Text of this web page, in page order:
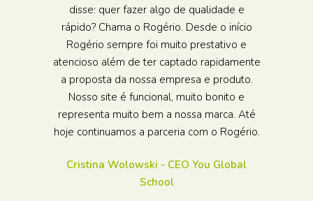
disse: quer fazer algo de qualidade e
rápido? Chama o Rogério. Desde o início
Rogério sempre foi muito prestativo e
atencioso além de ter captado rapidamente
a proposta da nossa empresa e produto.
Nosso site é funcional, muito bonito e
representa muito bem a nossa marca. Até
hoje continuamos a parceria com o Rogério.
Cristina Wolowski - CEO You Global
School